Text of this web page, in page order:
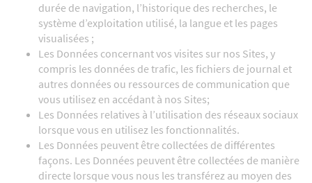
durée de navigation, l’historique des recherches, le
système d’exploitation utilisé, la langue et les pages
visualisées ;
Les Données concernant vos visites sur nos Sites, y
compris les données de trafic, les fichiers de journal et
autres données ou ressources de communication que
vous utilisez en accédant à nos Sites;
Les Données relatives à l’utilisation des réseaux sociaux
lorsque vous en utilisez les fonctionnalités.
Les Données peuvent être collectées de différentes
façons. Les Données peuvent être collectées de manière
directe lorsque vous nous les transférez au moyen des